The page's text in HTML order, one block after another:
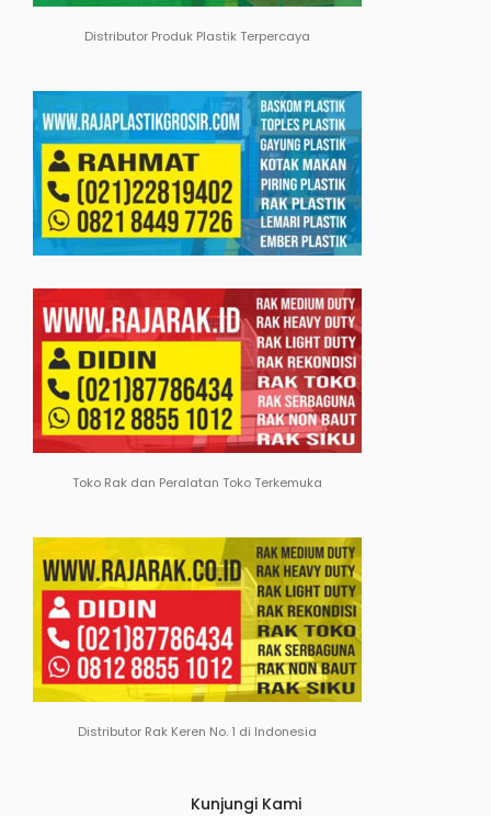
Distributor Produk Plastik Terpercaya
Toko Rak dan Peralatan Toko Terkemuka
Distributor Rak Keren No. 1 di Indonesia
Kunjungi Kami